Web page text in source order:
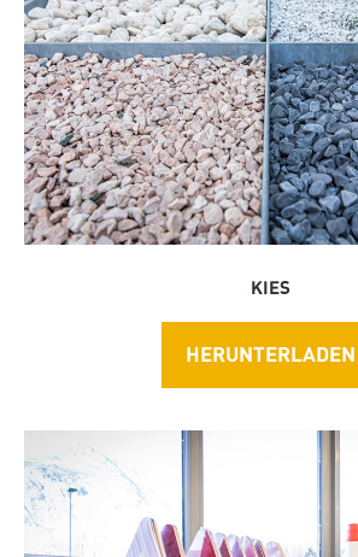
KIES
HERUNTERLADEN